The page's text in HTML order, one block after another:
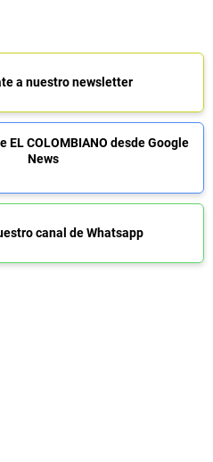
a nuestro newsletter
EL COLOMBIANO desde Google
News
canal de Whatsapp